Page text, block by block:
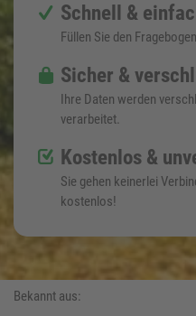
Schnell &
Füllen Sie den
Sicher &
Ihre Daten werden
verarbeitet.
Kostenlos &
Sie gehen keinerlei
kostenlos!
Bekannt aus: